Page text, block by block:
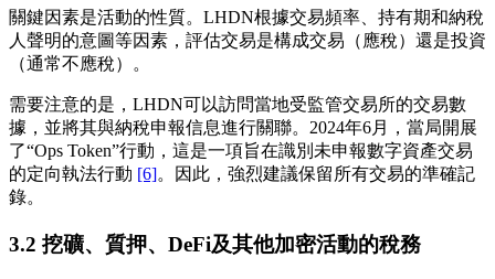
關鍵因素是活動的性質。LHDN根據交易頻率、持有期和納稅
人聲明的意圖等因素，評估交易是構成交易（應稅）還是投資
（通常不應稅）。
需要注意的是，LHDN可以訪問當地受監管交易所的交易數
據，並將其與納稅申報信息進行關聯。2024年6月，當局開展
了“Ops Token”行動，這是一項旨在識別未申報數字資產交易
的定向執法行動 [6]。因此，強烈建議保留所有交易的準確記
錄。
3.2 挖礦、質押、DeFi及其他加密活動的稅務